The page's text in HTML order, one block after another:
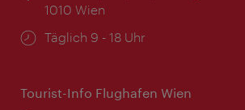
1010 Wien
Öffnungszeiten:
Täglich 9 - 18 Uhr
Tourist-Info Flughafen Wien